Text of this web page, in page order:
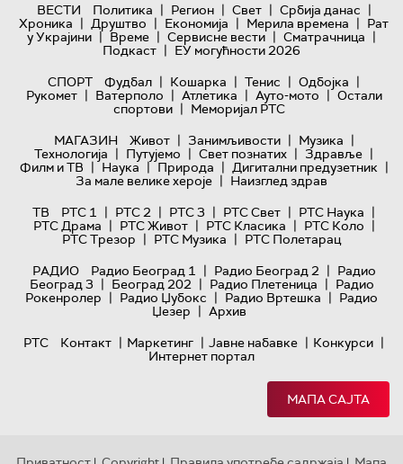
ВЕСТИ Политика | Регион | Свет | Србија данас |
Хроника | Друштво | Економија | Мерила времена | Рат
у Украјини | Време | Сервисне вести | Сматрачница |
Подкаст | ЕУ могућности 2026
СПОРТ
Фудбал | Кошарка | Тенис | Одбојка |
Рукомет | Ватерполо | Атлетика | Ауто-мото | Остали
спортови | Меморијал РТС
МАГАЗИН
Живот | Занимљивости | Музика |
Технологијa | Путујемо | Свет познатих | Здравље |
Филм и ТВ | Наука | Природа | Дигитални предузетник |
За мале велике хероје | Наизглед здрав
ТВ
РТС 1 | РТС 2 | РТС 3 | РТС Свет | РТС Наука |
РТС Драма | РТС Живот | РТС Класика | РТС Коло |
РТС Трезор | РТС Музика | РТС Полетарац
РАДИО
Радио Београд 1 | Радио Београд 2 | Радио
Београд 3 | Београд 202 | Радио Плетеница | Радио
Рокенролер | Радио Џубокс | Радио Вртешка | Радио
Џезер | Архив
РТС
Контакт | Маркетинг | Јавне набавке | Конкурси |
Интернет портал
МАПА САЈТА